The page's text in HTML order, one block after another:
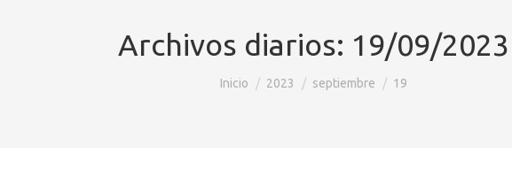
Archivos diarios: 19/09/2023
Estás aquí:
Inicio 2023 septiembre 19